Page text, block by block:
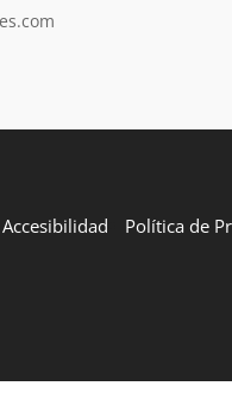
Accesibilidad Política de